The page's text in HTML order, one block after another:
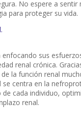
No espere a
para proteger su vida.
sus
renal crónica.
la función renal
se centra en la
cada individuo,
renal.